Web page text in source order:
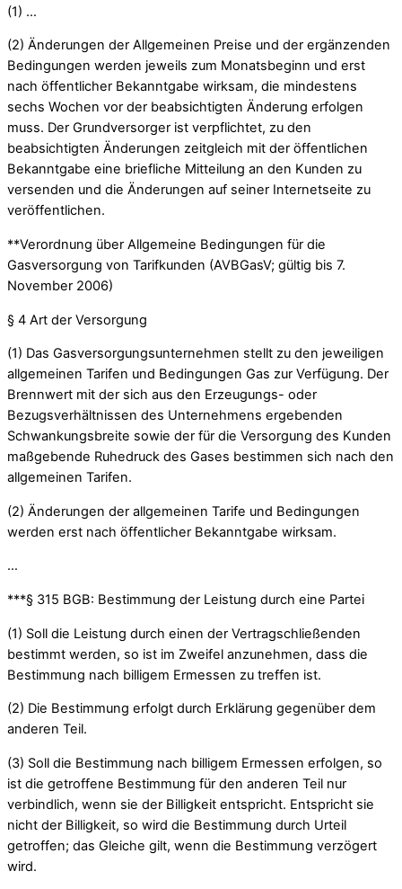
(1) …
(2) Änderungen der Allgemeinen Preise und der ergänzenden
Bedingungen werden jeweils zum Monatsbeginn und erst
nach öffentlicher Bekanntgabe wirksam, die mindestens
sechs Wochen vor der beabsichtigten Änderung erfolgen
muss. Der Grundversorger ist verpflichtet, zu den
beabsichtigten Änderungen zeitgleich mit der öffentlichen
Bekanntgabe eine briefliche Mitteilung an den Kunden zu
versenden und die Änderungen auf seiner Internetseite zu
veröffentlichen.
**Verordnung über Allgemeine Bedingungen für die
Gasversorgung von Tarifkunden (AVBGasV; gültig bis 7.
November 2006)
§ 4 Art der Versorgung
(1) Das Gasversorgungsunternehmen stellt zu den jeweiligen
allgemeinen Tarifen und Bedingungen Gas zur Verfügung. Der
Brennwert mit der sich aus den Erzeugungs- oder
Bezugsverhältnissen des Unternehmens ergebenden
Schwankungsbreite sowie der für die Versorgung des Kunden
maßgebende Ruhedruck des Gases bestimmen sich nach den
allgemeinen Tarifen.
(2) Änderungen der allgemeinen Tarife und Bedingungen
werden erst nach öffentlicher Bekanntgabe wirksam.
…
***§ 315 BGB: Bestimmung der Leistung durch eine Partei
(1) Soll die Leistung durch einen der Vertragschließenden
bestimmt werden, so ist im Zweifel anzunehmen, dass die
Bestimmung nach billigem Ermessen zu treffen ist.
(2) Die Bestimmung erfolgt durch Erklärung gegenüber dem
anderen Teil.
(3) Soll die Bestimmung nach billigem Ermessen erfolgen, so
ist die getroffene Bestimmung für den anderen Teil nur
verbindlich, wenn sie der Billigkeit entspricht. Entspricht sie
nicht der Billigkeit, so wird die Bestimmung durch Urteil
getroffen; das Gleiche gilt, wenn die Bestimmung verzögert
wird.